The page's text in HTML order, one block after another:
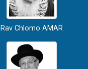
Rav Chlomo AMAR